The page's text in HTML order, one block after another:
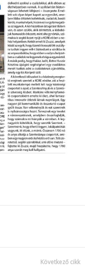
Következő cikk